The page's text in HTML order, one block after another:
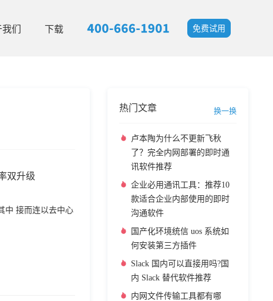
们 下载 免费试用
双升级
中 接而连以去中心
热门文章 换一换
卢本陶为什么不更新飞秋
了？完全内网部署的即时通
讯软件推荐
企业必用通讯工具：推荐10
款适合企业内部使用的即时
沟通软件
国产化环境统信 uos 系统如
何安装第三方插件
Slack 国内可以直接用吗?国
内 Slack 替代软件推荐
内网文件传输工具都有哪